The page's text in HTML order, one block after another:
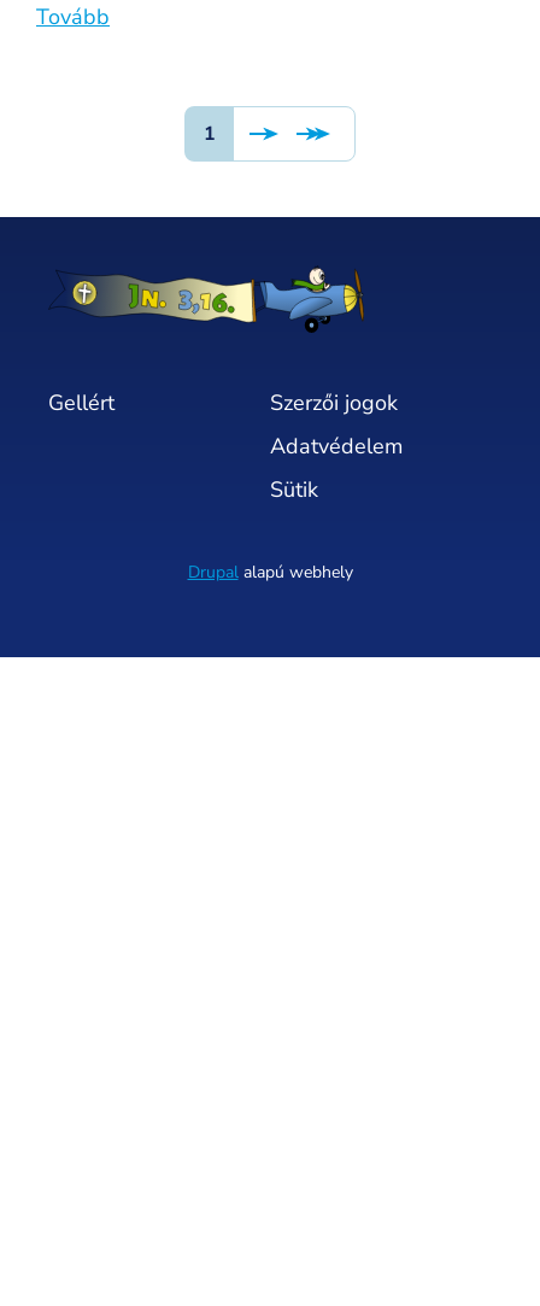
Tovább
Page
1
Gellért
Szerzői jogok
Adatvédelem
Sütik
Drupalalapú webhely